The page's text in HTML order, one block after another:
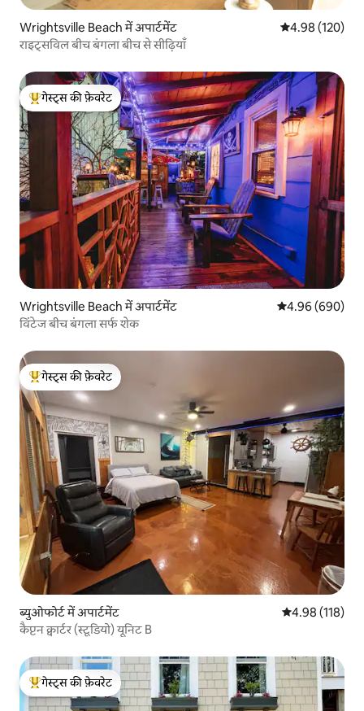
Wrightsville Beach में अपार्टमेंट औसत रेटिंग 5 में से
4.98 (120)
राइट्सविल बीच बंगला बीच से सीढ़ियाँ
गेस्ट्स का टॉप फ़ेवरेट
गेस्ट्स की फ़ेवरेट
Wrightsville Beach में अपार्टमेंट औसत रेटिंग 5 में से
4.96 (690)
विंटेज बीच बंगला सर्फ शेक
गेस्ट्स का टॉप फ़ेवरेट
गेस्ट्स की फ़ेवरेट
ब्युओफोर्ट में अपार्टमेंट औसत रेटिंग 5 में से
4.98 (118)
कैप्टन क्वार्टर (स्टूडियो) यूनिट B
गेस्ट्स का टॉप फ़ेवरेट
गेस्ट्स की फ़ेवरेट